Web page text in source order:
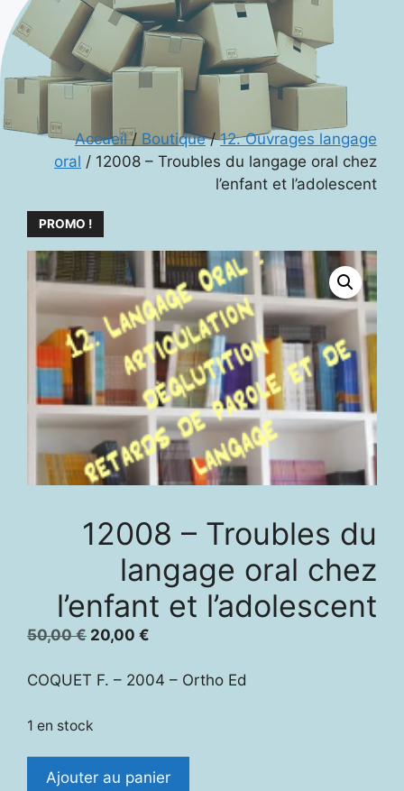
Accueil/ Boutique/12. Ouvrages langage
oral / 12008 – Troubles du langage oral chez
l’enfant et l’adolescent
PROMO !
12008 – Troubles du
langage oral chez
l’enfant et l’adolescent
50,00€ Le
initial
50,00 €.
20,00 €
actuel
COQUET F. – 2004 – Ortho Ed
1 en stock
quantité
Ajouter au panier